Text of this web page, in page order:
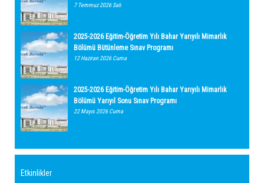
7 Temmuz 2026 Salı
2025-2026 Eğitim-Öğretim Yılı Bahar Yarıyılı Mimarlık
Bölümü Bütünleme Sınav Programı
12 Haziran 2026 Cuma
2025-2026 Eğitim-Öğretim Yılı Bahar Yarıyılı Mimarlık
Bölümü Yarıyıl Sonu Sınav Programı
22 Mayıs 2026 Cuma
Etkinlikler